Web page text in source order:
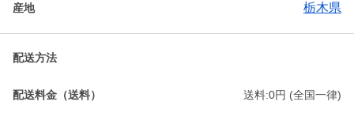
産地 栃木県
配送方法
配送料金（送料） 送料:0円 (全国一律)